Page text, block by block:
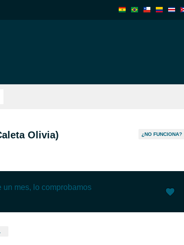
Olivia) ¿NO FUNCIONA?
un mes, lo comprobamos